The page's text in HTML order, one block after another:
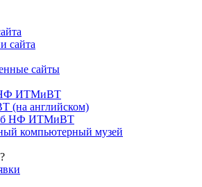
сайта
сайты
НФ ИТМиВТ
(на английском)
НФ ИТМиВТ
компьютерный музей